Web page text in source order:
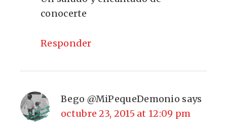
conocerte
Responder
Bego @MiPequeDemonio says
octubre 23, 2015 at 12:09 pm